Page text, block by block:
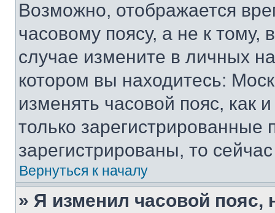
Возможно, отображается
часовому поясу, а не к тому,
случае измените в личных
котором вы находитесь:
изменять часовой пояс, как
только
зарегистрированы, то
Вернуться к началу
» Я изменил часовой пояс,